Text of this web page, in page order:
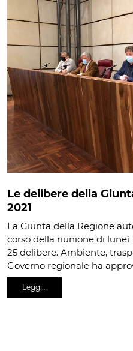
Le delibere della
2021
La Giunta della Regione
corso della riunione di luneì
25 delibere. Ambiente,
Governo regionale ha
Leggi…